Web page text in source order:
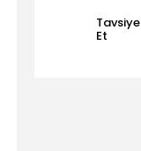
Tavsiye
Et